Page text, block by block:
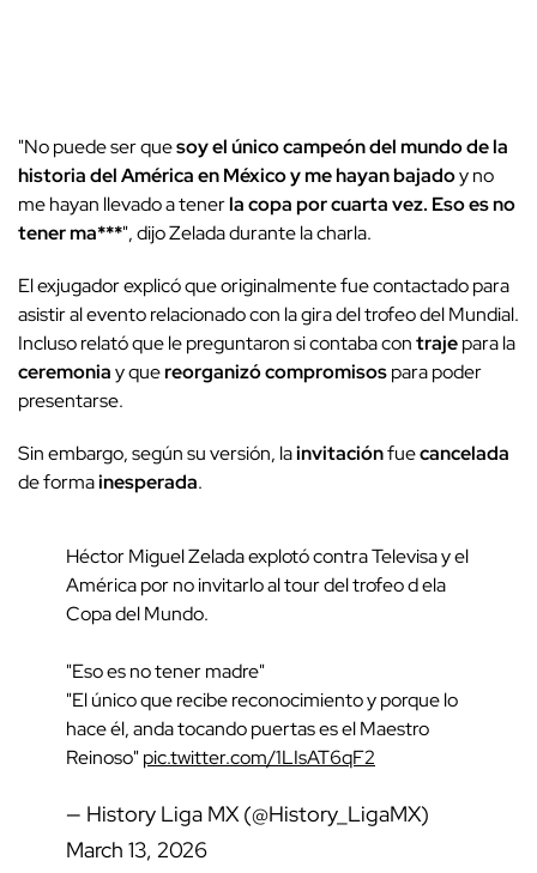
"No puede ser quesoy el único campeón del mundo de la
historia del América en México y me hayan bajadoy no
me hayan llevado a tenerla copa por cuarta vez. Eso es no
tener ma***", dijo Zelada durante la charla.
El exjugador explicó que originalmente fue contactado para
asistir al evento relacionado con la gira del trofeo del Mundial.
Incluso relató que le preguntaron si contaba contrajepara la
ceremoniay quereorganizó compromisospara poder
presentarse.
Sin embargo, según su versión, lainvitaciónfuecancelada
de formainesperada.
Héctor Miguel Zelada explotó contra Televisa y el
América por no invitarlo al tour del trofeo d ela
Copa del Mundo.
"Eso es no tener madre"
"El único que recibe reconocimiento y porque lo
hace él, anda tocando puertas es el Maestro
Reinoso"pic.twitter.com/1LIsAT6qF2
— History Liga MX (@History_LigaMX)
March 13, 2026